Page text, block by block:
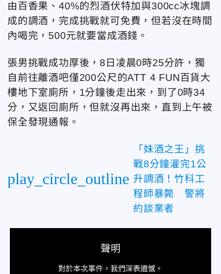
由百香果、40%的烈酒伏特加與300cc冰塊調
成的調酒，完成挑戰就可免費，但若沒在時間
內喝完，500元就要當成酒錢。
張男挑戰成功厚後，8日凌晨0時25分許，獨
自前往離酒吧僅200公尺的ATT 4 FUN百貨大
樓地下室廁所，1分鐘後走出來，到了0時34
分，又返回廁所，但就沒再出來，直到上午被
保全發現通報。
play_circle_outline
「妹酒之王」挑
戰8分鐘灌完1公
升調酒！竹科工
程師暴斃 警將
約談業者